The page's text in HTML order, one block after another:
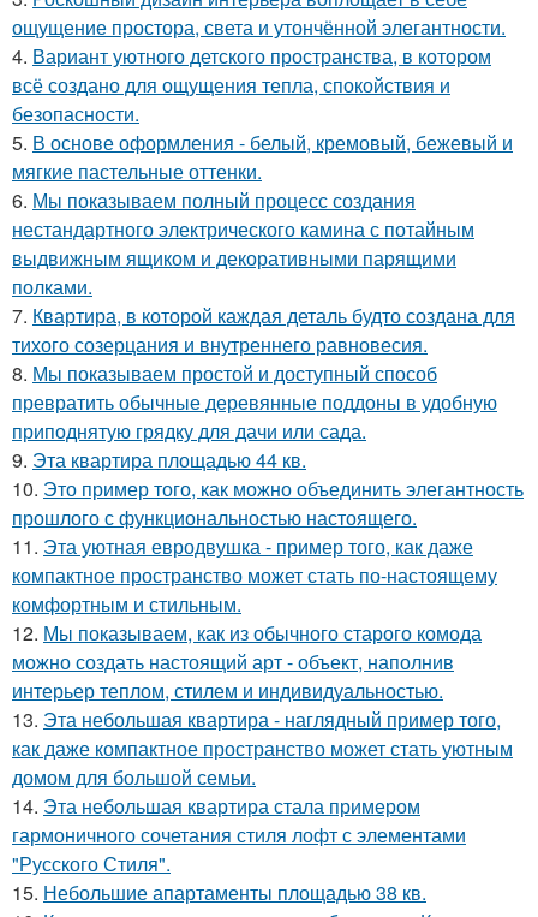
ощущение простора, света и утончённой элегантности.
4. Вариант уютного детского пространства, в котором
всё создано для ощущения тепла, спокойствия и
безопасности.
5. В основе оформления - белый, кремовый, бежевый и
мягкие пастельные оттенки.
6. Мы показываем полный процесс создания
нестандартного электрического камина с потайным
выдвижным ящиком и декоративными парящими
полками.
7. Квартира, в которой каждая деталь будто создана для
тихого созерцания и внутреннего равновесия.
8. Мы показываем простой и доступный способ
превратить обычные деревянные поддоны в удобную
приподнятую грядку для дачи или сада.
9. Эта квартира площадью 44 кв.
10. Это пример того, как можно объединить элегантность
прошлого с функциональностью настоящего.
11. Эта уютная евродвушка - пример того, как даже
компактное пространство может стать по-настоящему
комфортным и стильным.
12. Мы показываем, как из обычного старого комода
можно создать настоящий арт - объект, наполнив
интерьер теплом, стилем и индивидуальностью.
13. Эта небольшая квартира - наглядный пример того,
как даже компактное пространство может стать уютным
домом для большой семьи.
14. Эта небольшая квартира стала примером
гармоничного сочетания стиля лофт с элементами
"Русского Стиля".
15. Небольшие апартаменты площадью 38 кв.